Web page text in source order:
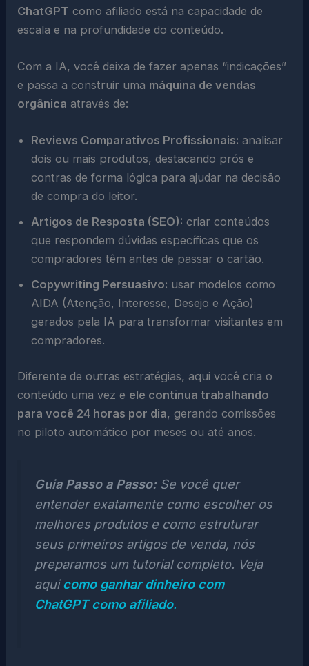
ChatGPT como afiliado está na capacidade de
escala e na profundidade do conteúdo.
Com a IA, você deixa de fazer apenas “indicações”
e passa a construir uma máquina de vendas
orgânica através de:
Reviews Comparativos Profissionais: analisar
dois ou mais produtos, destacando prós e
contras de forma lógica para ajudar na decisão
de compra do leitor.
Artigos de Resposta (SEO): criar conteúdos
que respondem dúvidas específicas que os
compradores têm antes de passar o cartão.
Copywriting Persuasivo: usar modelos como
AIDA (Atenção, Interesse, Desejo e Ação)
gerados pela IA para transformar visitantes em
compradores.
Diferente de outras estratégias, aqui você cria o
conteúdo uma vez e ele continua trabalhando
para você 24 horas por dia, gerando comissões
no piloto automático por meses ou até anos.
Guia Passo a Passo:Se você quer
entender exatamente como escolher os
melhores produtos e como estruturar
seus primeiros artigos de venda, nós
preparamos um tutorial completo. Veja
aquicomo ganhar dinheiro com
ChatGPT como afiliado.